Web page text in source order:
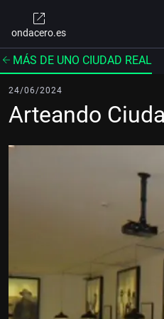
ondacero.es
MÁS DE UNO CIUDAD REAL
24/06/2024
Arteando